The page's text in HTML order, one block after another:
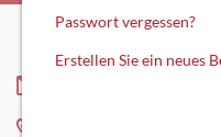
Passwort vergessen?
Erstellen Sie ein neues